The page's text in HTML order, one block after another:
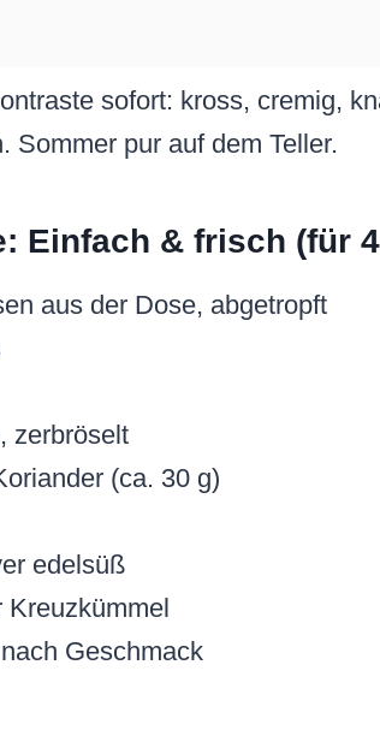
sofort: kross, cremig,
Sommer pur auf dem Teller.
Einfach & frisch (für
aus der Dose, abgetropft
zerbröselt
(ca. 30 g)
edelsüß
Geschmack